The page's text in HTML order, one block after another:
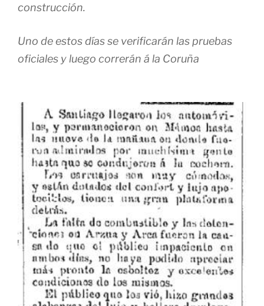
construcción.
Uno de estos días se verificarán las pruebas
oficiales y luego correrán á la Coruña